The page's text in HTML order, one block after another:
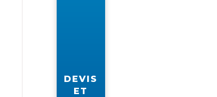
DEVIS
ET